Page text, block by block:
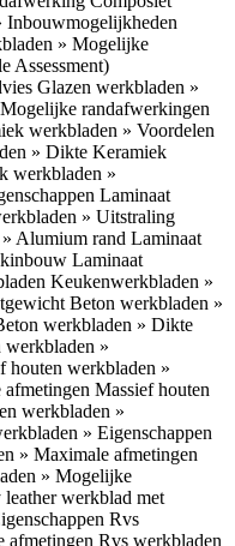
Inbouwmogelijkheden
» Mogelijke
Assessment)
Glazen werkbladen »
randafwerkingen
werkbladen » Voordelen
» Dikte Keramiek
werkbladen »
Laminaat
» Uitstraling
Alumium rand Laminaat
Laminaat
Keukenwerkbladen »
Beton werkbladen »
werkbladen » Dikte
»
houten werkbladen »
Massief houten
werkbladen »
» Eigenschappen
» Maximale afmetingen
» Mogelijke
werkblad met
Rvs
afmetingen Rvs werkbladen